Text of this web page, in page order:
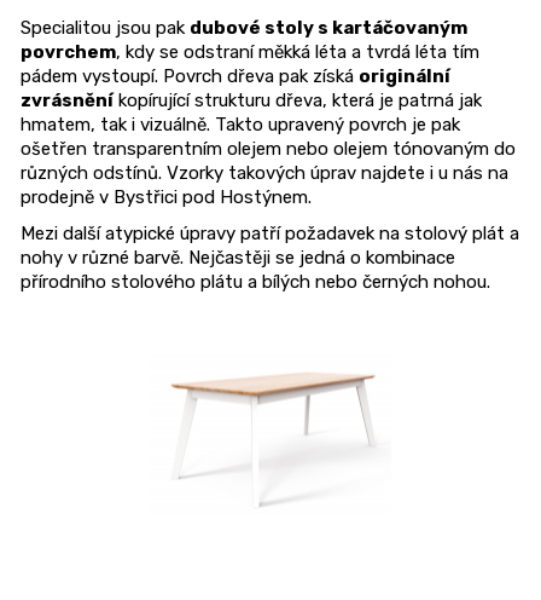
Specialitou jsou pak dubové stoly s kartáčovaným
povrchem, kdy se odstraníměkká léta a tvrdá léta tím
pádem vystoupí. Povrch dřeva pak získá originální
zvrásněníkopírující strukturu dřeva, která je patrná jak
hmatem, tak i vizuálně. Takto upravený povrch je pak
ošetřen transparentním olejem nebo olejem tónovaným do
různých odstínů. Vzorky takových úprav najdete i u nás na
prodejně v Bystřici pod Hostýnem.
Mezi další atypické úpravy patří požadavek na stolový plát a
nohy v různé barvě. Nejčastěji se jedná o kombinace
přírodního stolového plátu a bílých nebo černých nohou.